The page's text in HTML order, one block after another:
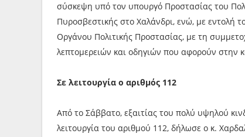
σύσκεψη υπό τον υπουργό Προστασίας του
Πυροσβεστικής στο Χαλάνδρι, ενώ, με εντολή
Οργάνου Πολιτικής Προστασίας, με τη
λεπτομερειών και οδηγιών που αφορούν στην
Σε λειτουργία ο αριθμός 112
Από το Σάββατο, εξαιτίας του πολύ υψηλού
λειτουργία του αριθμού 112, δήλωσε ο κ.